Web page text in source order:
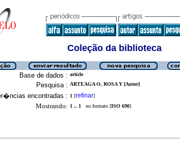
Coleção da biblioteca
Base de dados : article
Pesquisa : ARTEAGA O, ROSA Y [Autor]
encontradas : 1 [refinar]
Mostrando: 1 .. 1 no formato [ISO 690]